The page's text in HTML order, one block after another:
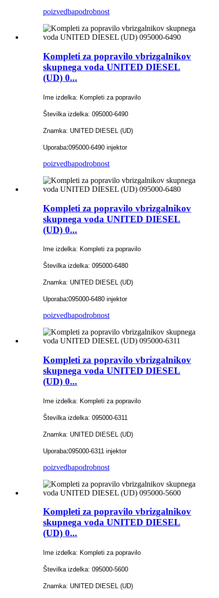
poizvedbapodrobnost
Kompleti za popravilo vbrizgalnikov
skupnega voda UNITED DIESEL
(UD) 0...
Ime izdelka: Kompleti za popravilo
Številka izdelka: 095000-6490
Znamka: UNITED DIESEL (UD)
Uporaba:095000-6490 injektor
poizvedbapodrobnost
Kompleti za popravilo vbrizgalnikov
skupnega voda UNITED DIESEL
(UD) 0...
Ime izdelka: Kompleti za popravilo
Številka izdelka: 095000-6480
Znamka: UNITED DIESEL (UD)
Uporaba:095000-6480 injektor
poizvedbapodrobnost
Kompleti za popravilo vbrizgalnikov
skupnega voda UNITED DIESEL
(UD) 0...
Ime izdelka: Kompleti za popravilo
Številka izdelka: 095000-6311
Znamka: UNITED DIESEL (UD)
Uporaba:095000-6311 injektor
poizvedbapodrobnost
Kompleti za popravilo vbrizgalnikov
skupnega voda UNITED DIESEL
(UD) 0...
Ime izdelka: Kompleti za popravilo
Številka izdelka: 095000-5600
Znamka: UNITED DIESEL (UD)